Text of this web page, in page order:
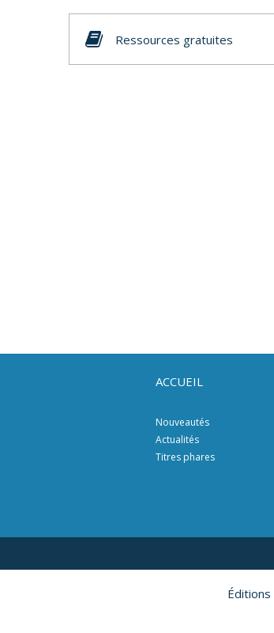
Ressources gratuites
ACCUEIL
Nouveautés
Actualités
Titres phares
Éditions